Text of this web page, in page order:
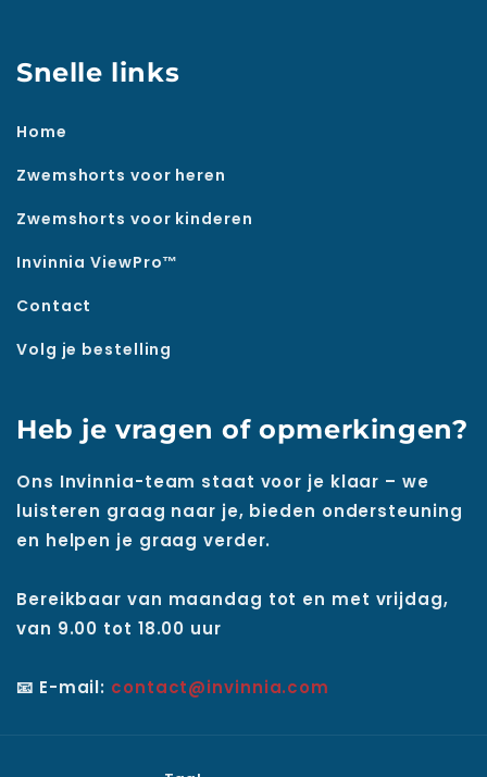
Snelle links
Home
Zwemshorts voor heren
Zwemshorts voor kinderen
Invinnia ViewPro™
Contact
Volg je bestelling
Heb je vragen of opmerkingen?
Ons Invinnia-team staat voor je klaar – we
luisteren graag naar je, bieden ondersteuning
en helpen je graag verder.
Bereikbaar van maandag tot en met vrijdag,
van 9.00 tot 18.00 uur
📧 E-mail: contact@invinnia.com